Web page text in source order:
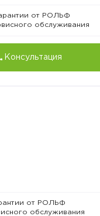
от РОЛЬФ
обслуживания
Консультация
от РОЛЬФ
обслуживания